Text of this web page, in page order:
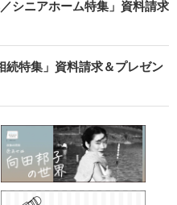
シニアホーム特集」資料請求
続特集」資料請求＆プレゼン